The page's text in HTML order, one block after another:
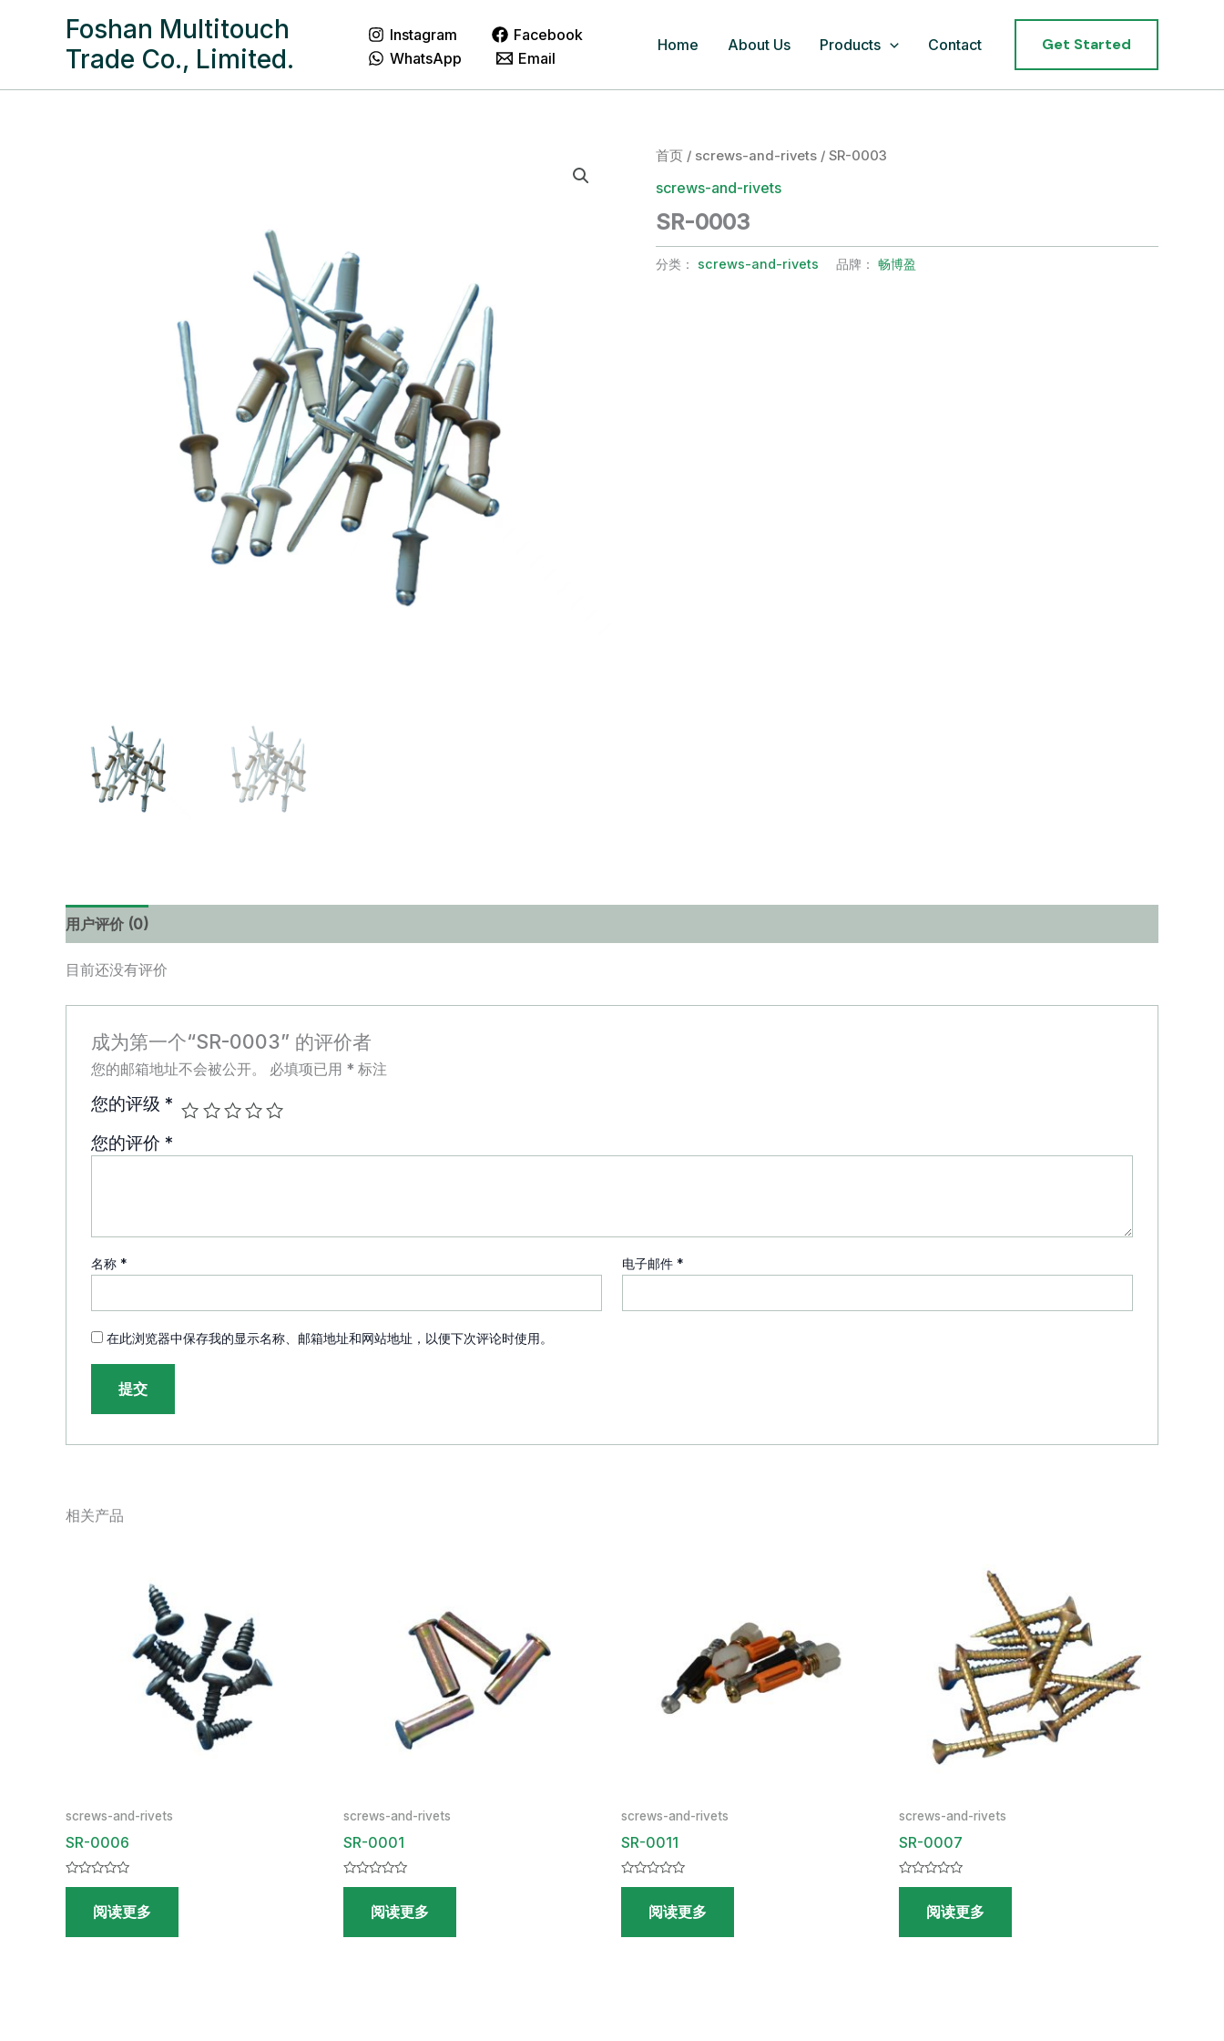
Foshan Multitouch
Trade Co., Limited.
Instagram
Facebook
WhatsApp
Email
Home About Us Products Contact Get Started
首页 / screws-and-rivets / SR-0003
screws-and-rivets
SR-0003
分类： screws-and-rivets 品牌： 畅博盈
用户评价 (0)
目前还没有评价
成为第一个“SR-0003” 的评价者
您的邮箱地址不会被公开。 必填项已用 * 标注
您的评级 *
您的评价 *
名称 * 电子邮件 *
在此浏览器中保存我的显示名称、邮箱地址和网站地址，以便下次评论时使用。
相关产品
screws-and-rivets
SR-0006
评
&sol;阅读更多
screws-and-rivets
SR-0001
评
&sol;阅读更多
screws-and-rivets
SR-0011
评
&sol;阅读更多
screws-and-rivets
SR-0007
评
&sol;阅读更多